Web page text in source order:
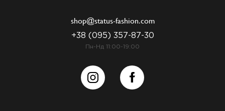
shop@status-fashion.com
+38 (095) 357-87-30
Пн-Нд 11:00-19:00